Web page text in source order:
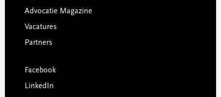
Advocatie Magazine
Vacatures
Partners
Facebook
LinkedIn